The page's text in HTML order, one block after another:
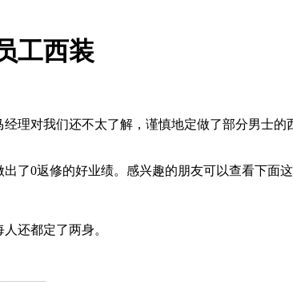
工西装
理对我们还不太了解，谨慎地定做了部分男士
了0返修的好业绩。感兴趣的朋友可以查看下面这
还都定了两身。